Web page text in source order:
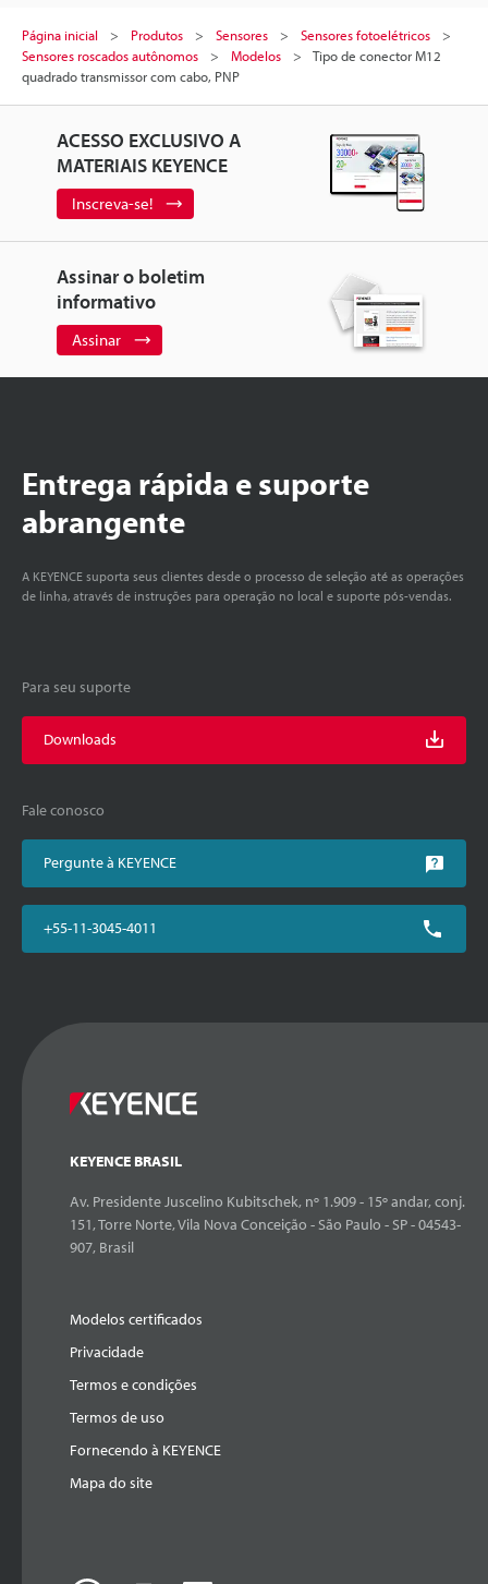
Página inicial Produtos Sensores
Sensores fotoelétricos
Sensores roscados autônomos
Modelos
Tipo de conector M12
quadrado transmissor com cabo, PNP
ACESSO EXCLUSIVO A
MATERIAIS KEYENCE
Inscreva-se!
Assinar o boletim
informativo
Assinar
Entrega rápida e suporte
abrangente
A KEYENCE suporta seus clientes desde o processo de seleção até as operações
de linha, através de instruções para operação no local e suporte pós-vendas.
Para seu suporte
Downloads
Fale conosco
Pergunte à KEYENCE
+55-11-3045-4011
KEYENCE BRASIL
Av. Presidente Juscelino Kubitschek, nº 1.909 - 15º andar, conj.
151, Torre Norte, Vila Nova Conceição - São Paulo - SP - 04543-
907, Brasil
Modelos certificados
Privacidade
Termos e condições
Termos de uso
Fornecendo à KEYENCE
Mapa do site